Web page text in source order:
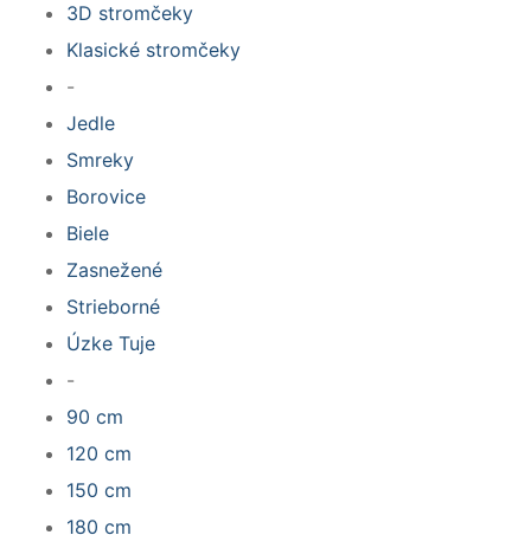
3D stromčeky
Klasické stromčeky
-
Jedle
Smreky
Borovice
Biele
Zasnežené
Strieborné
Úzke Tuje
-
90 cm
120 cm
150 cm
180 cm